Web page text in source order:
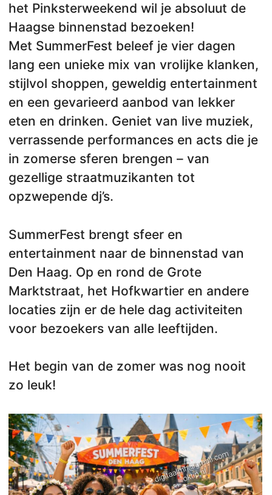
het Pinksterweekend wil je absoluut de
Haagse binnenstad bezoeken!
Met SummerFest beleef je vier dagen
lang een unieke mix van vrolijke klanken,
stijlvol shoppen, geweldig entertainment
en een gevarieerd aanbod van lekker
eten en drinken. Geniet van live muziek,
verrassende performances en acts die je
in zomerse sferen brengen – van
gezellige straatmuzikanten tot
opzwepende dj’s.
SummerFest brengt sfeer en
entertainment naar de binnenstad van
Den Haag. Op en rond de Grote
Marktstraat, het Hofkwartier en andere
locaties zijn er de hele dag activiteiten
voor bezoekers van alle leeftijden.
Het begin van de zomer was nog nooit
zo leuk!